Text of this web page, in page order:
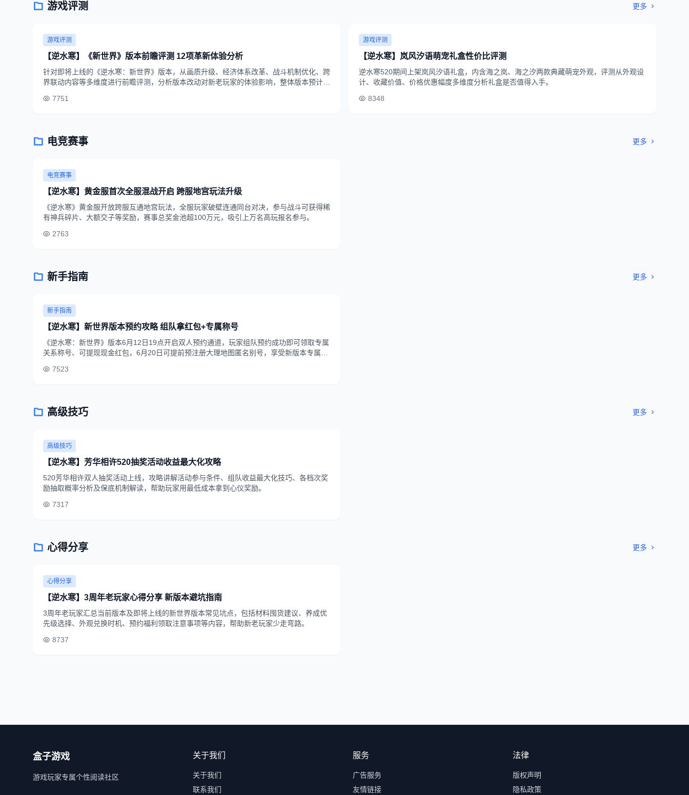
游戏评测 更多
游戏评测
【逆水寒】《新世界》版本前瞻评测 12项革新体验分析
针对即将上线的《逆水寒：新世界》版本，从画质升级、经济体系改革、战斗机制优化、跨
界联动内容等多维度进行前瞻评测，分析版本改动对新老玩家的体验影响，整体版本预计评
7751
游戏评测
【逆水寒】岚风汐语萌宠礼盒性价比评测
逆水寒520期间上架岚风汐语礼盒，内含海之岚、海之汐两款典藏萌宠外观，评测从外观设
计、收藏价值、价格优惠幅度多维度分析礼盒是否值得入手。
8348
电竞赛事 更多
电竞赛事
【逆水寒】黄金服首次全服混战开启 跨服地宫玩法升级
《逆水寒》黄金服开放跨服互通地宫玩法，全服玩家破壁连通同台对决，参与战斗可获得稀
有神兵碎片、大额交子等奖励，赛事总奖金池超100万元，吸引上万名高玩报名参与。
2763
新手指南 更多
新手指南
【逆水寒】新世界版本预约攻略 组队拿红包+专属称号
《逆水寒：新世界》版本6月12日19点开启双人预约通道，玩家组队预约成功即可领取专属
关系称号、可提现现金红包，6月20日可提前预注册大理地图匿名别号，享受新版本专属身
7523
高级技巧 更多
高级技巧
【逆水寒】芳华相许520抽奖活动收益最大化攻略
520芳华相许双人抽奖活动上线，攻略讲解活动参与条件、组队收益最大化技巧、各档次奖
励抽取概率分析及保底机制解读，帮助玩家用最低成本拿到心仪奖励。
7317
心得分享 更多
心得分享
【逆水寒】3周年老玩家心得分享 新版本避坑指南
3周年老玩家汇总当前版本及即将上线的新世界版本常见坑点，包括材料囤货建议、养成优
先级选择、外观兑换时机、预约福利领取注意事项等内容，帮助新老玩家少走弯路。
8737
盒子游戏
游戏玩家专属个性阅读社区
关于我们
关于我们
联系我们
服务
广告服务
友情链接
法律
版权声明
隐私政策